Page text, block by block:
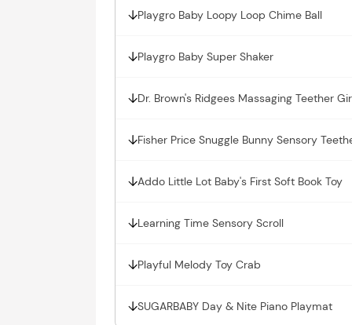
Playgro Baby Loopy Loop Chime Ball
Playgro Baby Super Shaker
Dr. Brown's Ridgees Massaging Teether
Fisher Price Snuggle Bunny Sensory
Addo Little Lot Baby's First Soft Book Toy
Learning Time Sensory Scroll
Playful Melody Toy Crab
SUGARBABY Day & Nite Piano Playmat